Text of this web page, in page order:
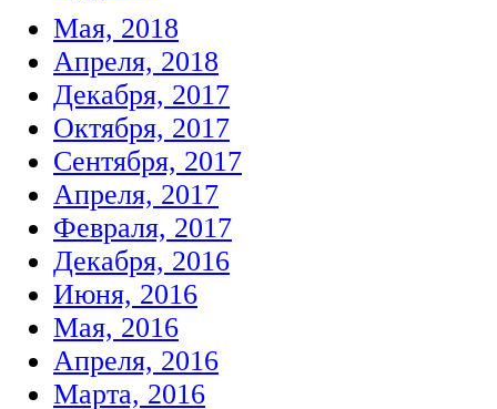
Мая, 2018
Апреля, 2018
Декабря, 2017
Октября, 2017
Сентября, 2017
Апреля, 2017
Февраля, 2017
Декабря, 2016
Июня, 2016
Мая, 2016
Апреля, 2016
Марта, 2016